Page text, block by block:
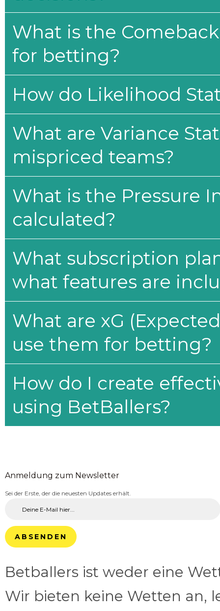
What is the
for betting?
How do Likelihood
What are Variance
mispriced teams?
What is the Pressure
calculated?
What subscription
what features are
What are xG
use them for betting?
How do I create
using BetBallers?
Anmeldung zum Newsletter
Sei der Erste, der die neuesten Updates erhält.
ABSENDEN
Betballers ist weder eine
Wir bieten keine Wetten an,